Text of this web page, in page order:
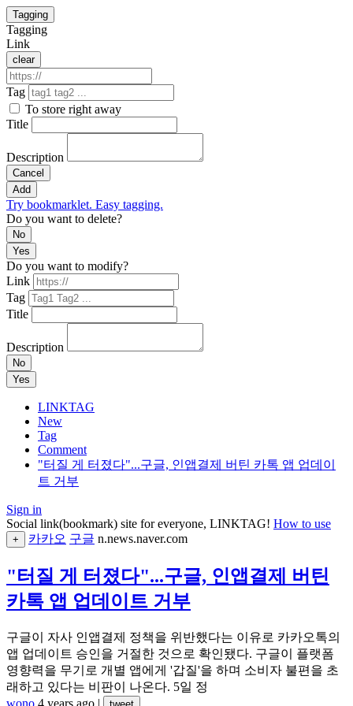
Tagging
Tagging
Link
clear
Tag
To store right away
Title
Description
Cancel
Add
Try bookmarklet. Easy tagging.
Do you want to delete?
No
Yes
Do you want to modify?
Link
Tag
Title
Description
No
Yes
LINKTAG
New
Tag
Comment
"터질 게 터졌다"...구글, 인앱결제 버틴 카톡 앱 업데이
트 거부
Sign in
Social link(bookmark) site for everyone, LINKTAG! How to use
+ 카카오 구글 n.news.naver.com
"터질 게 터졌다"...구글, 인앱결제 버틴
카톡 앱 업데이트 거부
구글이 자사 인앱결제 정책을 위반했다는 이유로 카카오톡의
앱 업데이트 승인을 거절한 것으로 확인됐다. 구글이 플랫폼
영향력을 무기로 개별 앱에게 '갑질'을 하며 소비자 불편을 초
래하고 있다는 비판이 나온다. 5일 정
wono 4 years ago |